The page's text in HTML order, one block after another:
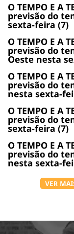
O TEMPO E A
previsão do
sexta-feira (7)
O TEMPO E A
previsão do
Oeste nesta
O TEMPO E A
previsão do
nesta sexta-
O TEMPO E A
previsão do
sexta-feira (7)
O TEMPO E A
previsão do
nesta sexta-
VER